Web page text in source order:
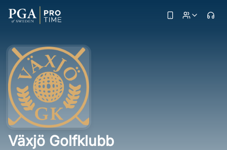
Växjö Golfklubb